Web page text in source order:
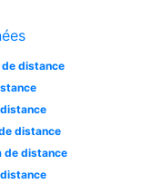
distance
distance
de distance